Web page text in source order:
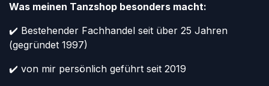
Was meinen Tanzshop besonders macht:
✔️ Bestehender Fachhandel seit über 25 Jahren
(gegründet 1997)
✔️ von mir persönlich geführt seit 2019